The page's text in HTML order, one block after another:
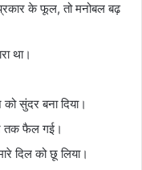
के फूल, तो मनोबल बढ़
था।
सुंदर बना दिया।
तक फैल गई।
दिल को छू लिया।